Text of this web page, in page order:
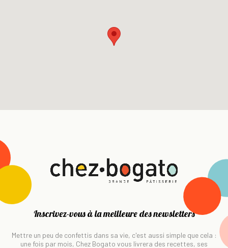
Inscrivez-vous à la meilleure des newsletters
Mettre un peu de confettis dans sa vie, c'est aussi simple que cela :
une fois par mois, Chez Bogato vous livrera des recettes, ses